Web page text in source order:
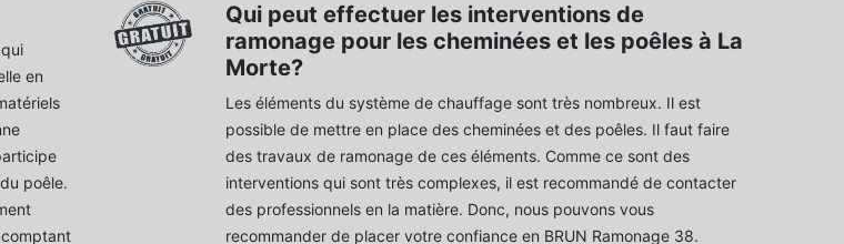
en
poêle.
Qui peut effectuer les interventions de
ramonage pour les cheminées et les poêles à La
Morte?
Les éléments du système de chauffage sont très nombreux. Il est
possible de mettre en place des cheminées et des poêles. Il faut faire
des travaux de ramonage de ces éléments. Comme ce sont des
interventions qui sont très complexes, il est recommandé de contacter
des professionnels en la matière. Donc, nous pouvons vous
recommander de placer votre confiance en BRUN Ramonage 38.